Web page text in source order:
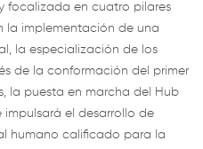
focalizada en cuatro pilares
la implementación de una
la especialización de los
de la conformación del primer
la puesta en marcha del Hub
impulsará el desarrollo de
humano calificado para la